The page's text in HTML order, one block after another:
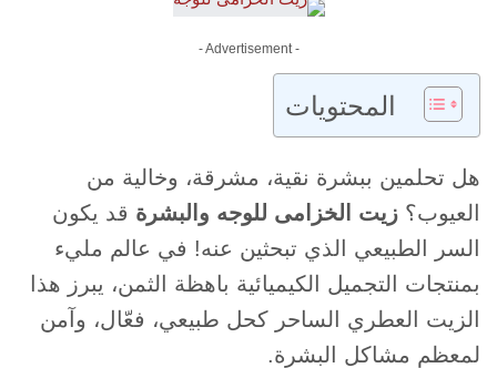
- Advertisement -
المحتويات
هل تحلمين ببشرة نقية، مشرقة، وخالية من
العيوب؟ زيت الخزامى للوجه والبشرة قد يكون
السر الطبيعي الذي تبحثين عنه! في عالم مليء
بمنتجات التجميل الكيميائية باهظة الثمن، يبرز هذا
الزيت العطري الساحر كحل طبيعي، فعّال، وآمن
لمعظم مشاكل البشرة.